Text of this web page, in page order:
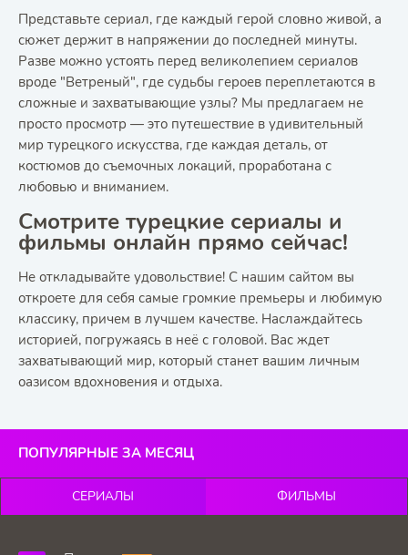
Представьте сериал, где каждый герой словно живой, а
сюжет держит в напряжении до последней минуты.
Разве можно устоять перед великолепием сериалов
вроде "Ветреный", где судьбы героев переплетаются в
сложные и захватывающие узлы? Мы предлагаем не
просто просмотр — это путешествие в удивительный
мир турецкого искусства, где каждая деталь, от
костюмов до съемочных локаций, проработана с
любовью и вниманием.
Смотрите турецкие сериалы и
фильмы онлайн прямо сейчас!
Не откладывайте удовольствие! С нашим сайтом вы
откроете для себя самые громкие премьеры и любимую
классику, причем в лучшем качестве. Наслаждайтесь
историей, погружаясь в неё с головой. Вас ждет
захватывающий мир, который станет вашим личным
оазисом вдохновения и отдыха.
ПОПУЛЯРНЫЕ ЗА МЕСЯЦ
СЕРИАЛЫ ФИЛЬМЫ